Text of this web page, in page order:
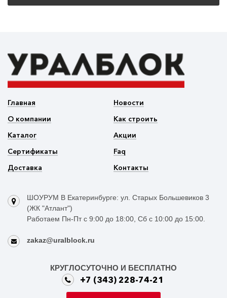
Главная
О компании
Каталог
Сертификаты
Доставка
Новости
Как строить
Акции
Faq
Контакты
ШОУРУМ В Екатеринбурге: ул. Старых Большевиков 3
(ЖК "Атлант")
Работаем Пн-Пт с 9:00 до 18:00, Сб с 10:00 до 15:00.
zakaz@uralblock.ru
КРУГЛОСУТОЧНО И БЕСПЛАТНО
+7 (343) 228-74-21